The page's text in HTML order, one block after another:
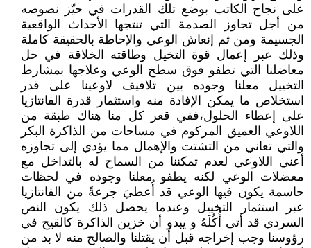
على نجاح الكاتب بوضع تلك القدرات في حيّز نصوصه
من أجل تجاوز الصدمة التي تنتجها الأحداث الواقعية
الجسيمة ومن ثم إنعاش الوعي والإحاطة بالحقيقة كاملة
وذلك عبر إعمال قوة التخيل وطاقته الخلاقة في حل
معاضلنا التي تطفو فوق سطح الوعي وعلاجها بمشارط
التخييل معلنا وجوده بين تلافيف لاوعينا على قدر
استخلاص ما يمكن الإفادة منه واستثمار قدرة الفانتازيا
على إعطاء الحلول،ففي قعر كل منا هناك طبقة من
اللاوعي العميق المركوم في مساحات من الذاكرة البكر
والتي تعاني من التشتت والإهمال مما يؤدي إلى تجاوزه
أعني اللاوعي لعدم تمكننا من السماح له بالتداخل مع
معضلات الوعي لكنه يطفو معلنا وجوده في لحظات
حاسمة يكون فيها الوعي قد أُعطيَ جرعةً من الفانتازيا
عبر استثمار التخييل وعندما يحصل ذلك يكون النص
السردي قد أتى أُكُلَهُ و يبدو أن خزين الذاكرة كالقيح في
رؤوسنا وجب إخراجه قبل أن يقتلنا والصالح منه لا بد من